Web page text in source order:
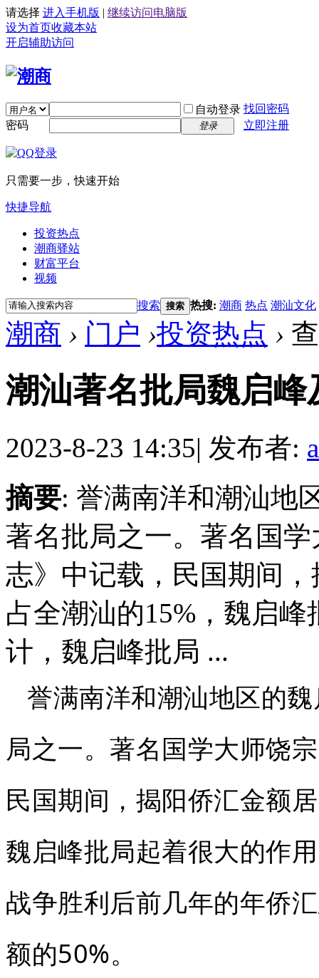
请选择 进入手机版 | 继续访问电脑版
设为首页收藏本站
开启辅助访问
自动登录 找回密码
密码
登录 立即注册
只需要一步，快速开始
快捷导航
投资热点
潮商驿站
财富平台
视频
搜索 搜索 热搜: 潮商 热点 潮汕文化
潮商 › 门户 ›投资热点 ›
潮汕著名批局魏启
2023-8-23 14:35| 发布者:
摘要: 誉满南洋和潮汕地
著名批局之一。著名国
志》中记载，民国期间
占全潮汕的15%，魏启
计，魏启峰批局 ...
誉满南洋和潮汕地区的
局之一。著名国学大师饶
民国期间，揭阳侨汇金额
魏启峰批局起着很大的作
战争胜利后前几年的年侨
额的50%。